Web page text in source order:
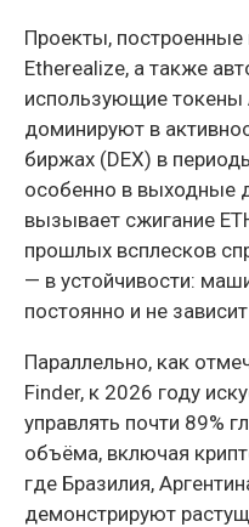
Проекты, построенные
Etherealize, а также
использующие токены
доминируют в
биржах (DEX) в
особенно в выходные
вызывает сжигание
прошлых всплесков
— в устойчивости:
постоянно и не
Параллельно, как
Finder, к 2026 году
управлять почти 89%
объёма, включая
где Бразилия,
демонстрируют